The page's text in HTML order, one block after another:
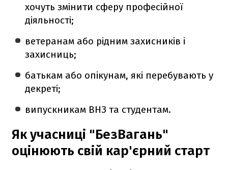
хочуть змінити сферу професійної
діяльності;
ветеранам або рідним захисників і
захисниць;
батькам або опікунам, які перебувають у
декреті;
випускникам ВНЗ та студентам.
Як учасниці "БезВагань"
оцінюють свій кар'єрний старт